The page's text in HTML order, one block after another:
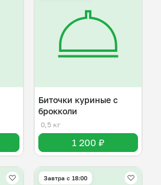
Биточки куриные с
брокколи
0,5 кг
1 200 ₽
Завтра c 18:00